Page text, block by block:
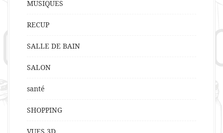
MUSIQUES
RECUP
SALLE DE BAIN
SALON
santé
SHOPPING